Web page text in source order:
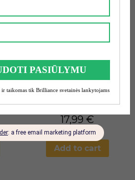
DK/EU-3101-BK
17,99€
Add to cart